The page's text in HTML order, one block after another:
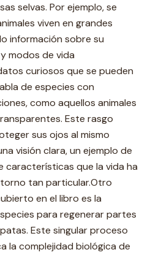
selvas. Por ejemplo, se
viven en grandes
información sobre su
modos de vida
curiosos que se pueden
de especies con
como aquellos animales
Este rasgo
sus ojos al mismo
visión clara, un ejemplo de
características que la vida ha
tan particular.Otro
en el libro es la
para regenerar partes
Este singular proceso
la complejidad biológica de